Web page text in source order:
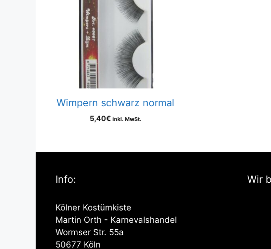
Wimpern schwarz normal
5,40€ inkl. MwSt.
Info:
Kölner Kostümkiste
Martin Orth - Karnevalshandel
Wormser Str. 55a
50677 Köln
Wir